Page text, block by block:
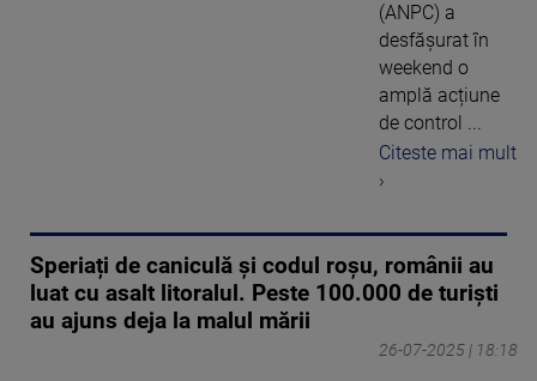
(ANPC) a
desfășurat în
weekend o
amplă acțiune
de control ...
Citeste mai mult
›
Speriați de caniculă și codul roșu, românii au
luat cu asalt litoralul. Peste 100.000 de turiști
au ajuns deja la malul mării
26-07-2025 | 18:18